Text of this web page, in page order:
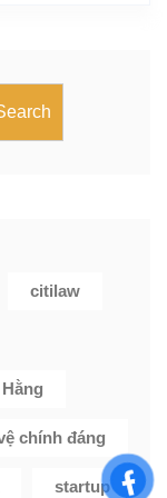
citilaw
chính đáng
startup